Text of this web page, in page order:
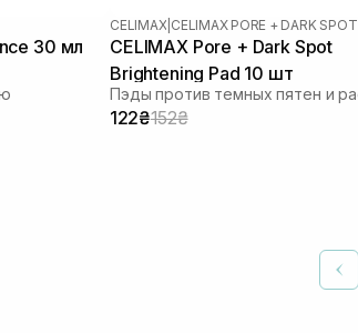
30 мл
CELIMAX CELIMAX PORE + DARK SPOT
CELIMAX Pore + Dark Spot
Brightening Pad 10 шт
122₴152₴